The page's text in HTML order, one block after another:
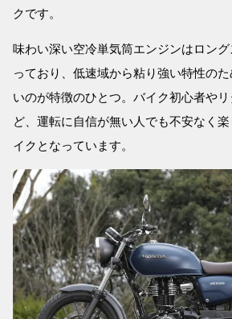
クです。
味わい深い空冷単気筒エンジンはロン
っており、低速域から粘り強い特性の
いのが特徴のひとつ。バイク初心者や
ど、運転に自信が無い人でも不安なく
イクとなっています。